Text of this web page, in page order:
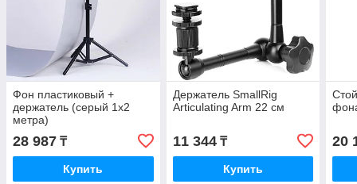
Фон пластиковый +
держатель (серый 1х2
метра)
28 987 ₸
Купить
Держатель SmallRig
Articulating Arm 22 см
11 344₸
Купить
20